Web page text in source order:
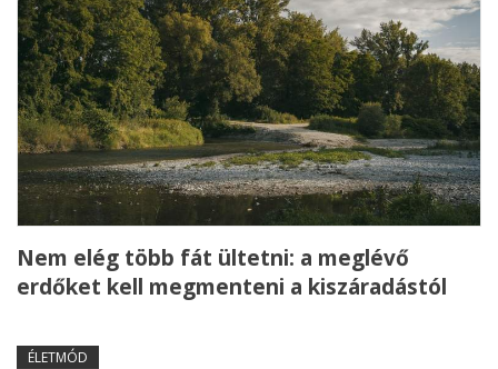
Nem elég több fát ültetni: a meglévő
erdőket kell megmenteni a kiszáradástól
ÉLETMÓD